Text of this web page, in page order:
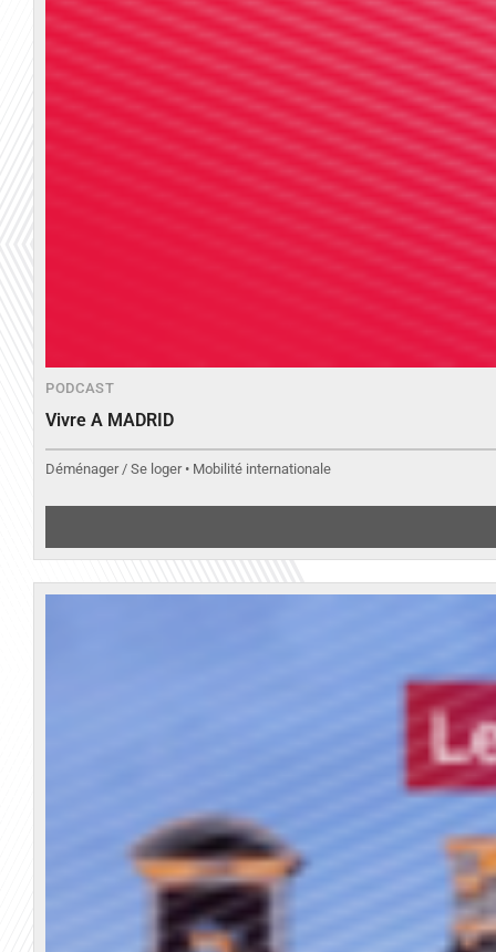
PODCAST
Vivre A MADRID
Déménager / Se loger • Mobilité internationale